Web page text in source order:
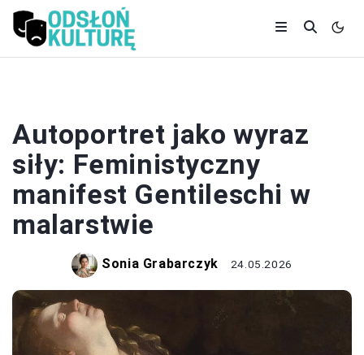
Autoportret jako wyraz
siły: Feministyczny
manifest Gentileschi w
malarstwie
Sonia Grabarczyk 24.05.2026